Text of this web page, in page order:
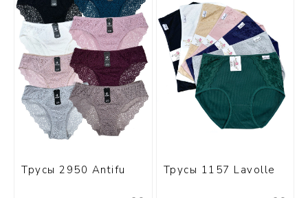
Трусы 2950 Antifu Трусы 1157 Lavolle